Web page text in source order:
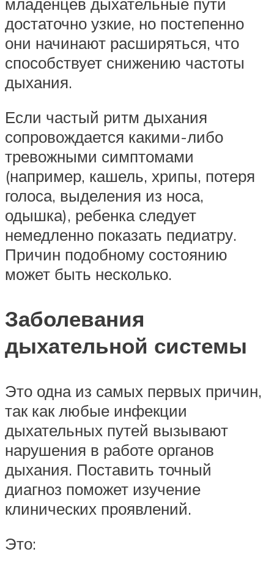
достаточно узкие, но постепенно
они начинают расширяться, что
способствует снижению частоты
дыхания.
Если частый ритм дыхания
сопровождается какими-либо
тревожными симптомами
(например, кашель, хрипы, потеря
голоса, выделения из носа,
одышка), ребенка следует
немедленно показать педиатру.
Причин подобному состоянию
может быть несколько.
Заболевания
дыхательной системы
Это одна из самых первых причин,
так как любые инфекции
дыхательных путей вызывают
нарушения в работе органов
дыхания. Поставить точный
диагноз поможет изучение
клинических проявлений.
Это: